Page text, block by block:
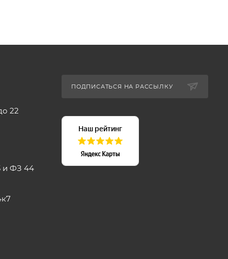
22
и ФЗ 44
ПОДПИСАТЬСЯ НА РАССЫЛКУ